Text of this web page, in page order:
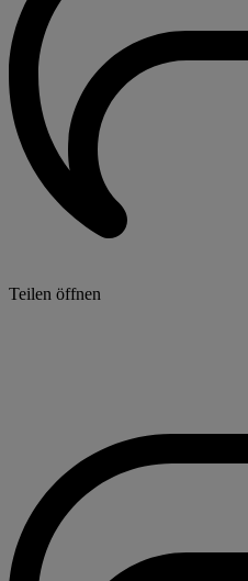
Teilen öffnen